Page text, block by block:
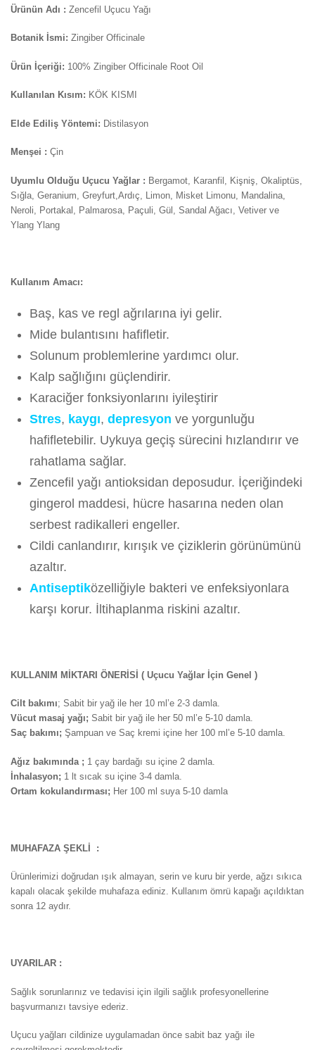
Ürünün Adı : Zencefil Uçucu Yağı
Botanik İsmi: Zingiber Officinale
Ürün İçeriği: 100% Zingiber Officinale Root Oil
Kullanılan Kısım: KÖK KISMI
Elde Ediliş Yöntemi: Distilasyon
Menşei : Çin
Uyumlu Olduğu Uçucu Yağlar : Bergamot, Karanfil, Kişniş, Okaliptüs,
Sığla, Geranium, Greyfurt,Ardıç, Limon, Misket Limonu, Mandalina,
Neroli, Portakal, Palmarosa, Paçuli, Gül, Sandal Ağacı, Vetiver ve
Ylang Ylang
Kullanım Amacı:
Baş, kas ve regl ağrılarına iyi gelir.
Mide bulantısını hafifletir.
Solunum problemlerine yardımcı olur.
Kalp sağlığını güçlendirir.
Karaciğer fonksiyonlarını iyileştirir
Stres, kaygı, depresyon ve yorgunluğu
hafifletebilir. Uykuya geçiş sürecini hızlandırır ve
rahatlama sağlar.
Zencefil yağı antioksidan deposudur. İçeriğindeki
gingerol maddesi, hücre hasarına neden olan
serbest radikalleri engeller.
Cildi canlandırır, kırışık ve çiziklerin görünümünü
azaltır.
Antiseptiközelliğiyle bakteri ve enfeksiyonlara
karşı korur. İltihaplanma riskini azaltır.
KULLANIM MİKTARI ÖNERİSİ ( Uçucu Yağlar İçin Genel )
Cilt bakımı; Sabit bir yağ ile her 10 ml’e 2-3 damla.
Vücut masaj yağı; Sabit bir yağ ile her 50 ml’e 5-10 damla.
Saç bakımı; Şampuan ve Saç kremi içine her 100 ml’e 5-10 damla.
Ağız bakımında ; 1 çay bardağı su içine 2 damla.
İnhalasyon; 1 lt sıcak su içine 3-4 damla.
Ortam kokulandırması; Her 100 ml suya 5-10 damla
MUHAFAZA ŞEKLİ :
Ürünlerimizi doğrudan ışık almayan, serin ve kuru bir yerde, ağzı sıkıca
kapalı olacak şekilde muhafaza ediniz. Kullanım ömrü kapağı açıldıktan
sonra 12 aydır.
UYARILAR :
Sağlık sorunlarınız ve tedavisi için ilgili sağlık profesyonellerine
başvurmanızı tavsiye ederiz.
Uçucu yağları cildinize uygulamadan önce sabit baz yağı ile